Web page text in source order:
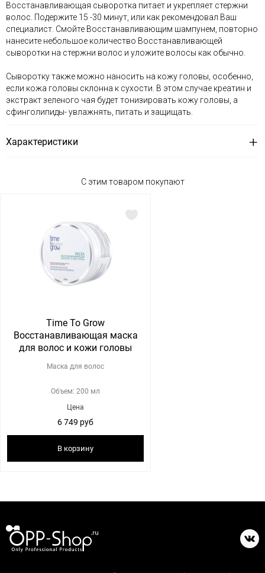
Восстанавливающая сыворотка питает и укрепляет стержни
волос. Подержите 15 -30 минут, или как рекомендовал Ваш
специалист. Смойте Восстанавливающим шампунем, повторно
нанесите небольшое количество Восстанавливающей
сыворотки на стержни волос и уложите волосы как обычно.
Сыворотку также можно наносить на кожу головы, особенно,
если кожа головы склонна к сухости. В этом случае креатин и
экстракт зеленого чая будет тонизировать кожу головы, а
сфинголипиды- увлажнять, питать и защищать.
Характеристики
С этим товаром покупают
Time To Grow
Восстанавливающая маска
для волос и кожи головы
Маска для волос
Объем: 200 мл
Цена
6 749 руб
В корзину